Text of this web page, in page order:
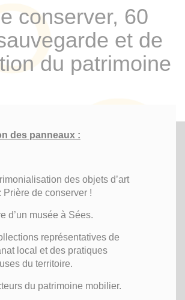
conserver, 60
et de
du patrimoine
des panneaux :
des objets d’art
Prière de conserver !
d’un musée à Sées.
représentatives de
local et des pratiques
du territoire.
du patrimoine mobilier.